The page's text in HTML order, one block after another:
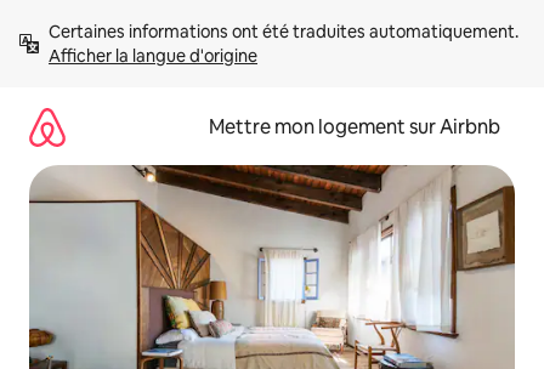
directement
Afficher la langue d'origine
Mettre mon logement sur Airbnb